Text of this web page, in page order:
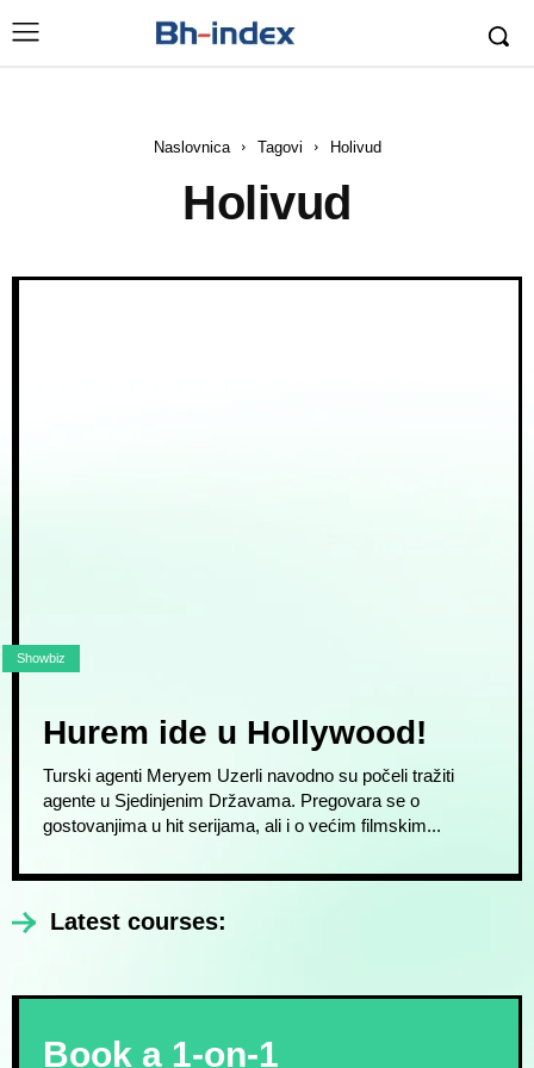
Naslovnica Tagovi Holivud
Holivud
Showbiz
Hurem ide u Hollywood!
Turski agenti Meryem Uzerli navodno su počeli tražiti
agente u Sjedinjenim Državama. Pregovara se o
gostovanjima u hit serijama, ali i o većim filmskim...
Latest courses:
Book a 1-on-1